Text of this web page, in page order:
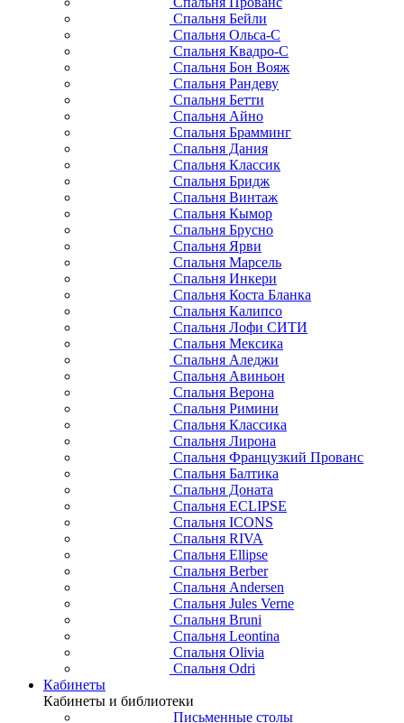
Спальня Бейли
Спальня Ольса-С
Спальня Квадро-С
Спальня Бон Вояж
Спальня Рандеву
Спальня Бетти
Спальня Айно
Спальня Брамминг
Спальня Дания
Спальня Классик
Спальня Бридж
Спальня Винтаж
Спальня Кымор
Спальня Брусно
Спальня Ярви
Спальня Марсель
Спальня Инкери
Спальня Коста Бланка
Спальня Калипсо
Спальня Лофи СИТИ
Спальня Мексика
Спальня Аледжи
Спальня Авиньон
Спальня Верона
Спальня Римини
Спальня Классика
Спальня Лирона
Спальня Французкий Прованс
Спальня Балтика
Спальня Доната
Спальня ECLIPSE
Спальня ICONS
Спальня RIVA
Спальня Ellipse
Спальня Berber
Спальня Andersen
Спальня Jules Verne
Спальня Bruni
Спальня Leontina
Спальня Olivia
Спальня Odri
Кабинеты
Кабинеты и библиотеки
Письменные столы